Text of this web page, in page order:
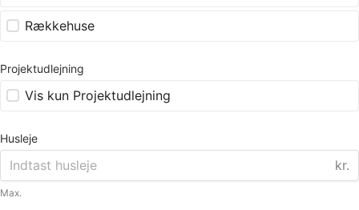
Rækkehuse
Projektudlejning
Vis kun Projektudlejning
Husleje
kr.
Max.